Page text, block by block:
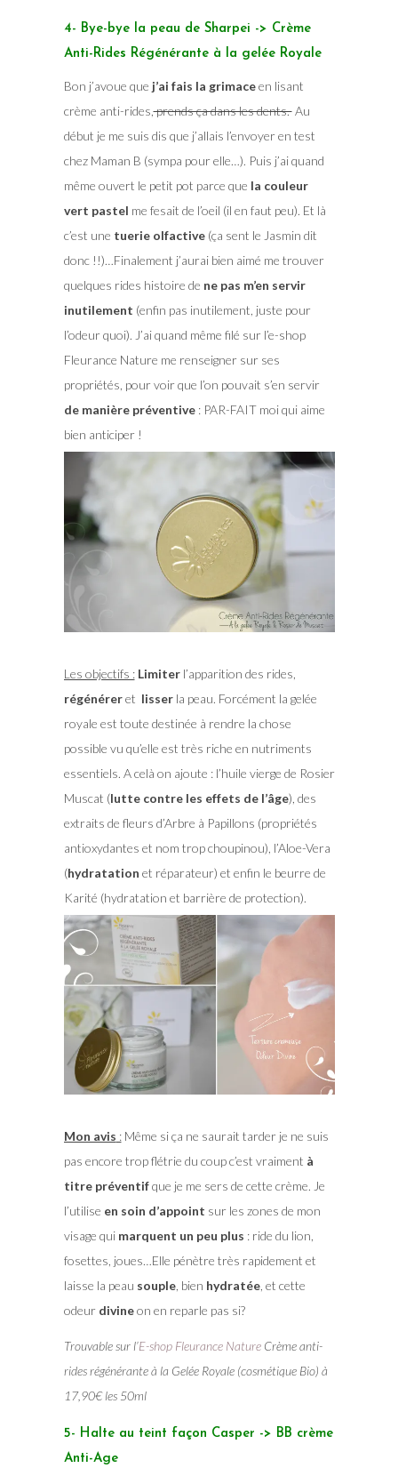
4- Bye-bye la peau de Sharpei -> Crème
Anti-Rides Régénérante à la gelée Royale
Bon j’avoue que j’ai fais la grimaceen lisant
crème anti-rides,prends ça dans les dents.Au
début je me suis dis que j’allais l’envoyer en test
chez Maman B (sympa pour elle…). Puis j’ai quand
même ouvert le petit pot parce que la couleur
vert pastel me fesait de l’oeil (il en faut peu). Et là
c’est une tuerie olfactive(ça sent le Jasmin dit
donc !!)…Finalement j’aurai bien aimé me trouver
quelques rides histoire de ne pas m’en servir
inutilement (enfin pas inutilement, juste pour
l’odeur quoi). J’ai quand même filé sur l’e-shop
Fleurance Nature me renseigner sur ses
propriétés, pour voir que l’on pouvait s’en servir
de manière préventive: PAR-FAIT moi qui aime
bien anticiper !
Les objectifs :Limiterl’apparition des rides,
régénéreret lisserla peau. Forcément la gelée
royale est toute destinée à rendre la chose
possible vu qu’elle est très riche en nutriments
essentiels. A celà on ajoute : l’huile vierge de Rosier
Muscat (lutte contre les effets de l’âge), des
extraits de fleurs d’Arbre à Papillons (propriétés
antioxydantes et nom trop choupinou), l’Aloe-Vera
(hydratation et réparateur) et enfin le beurre de
Karité (hydratation et barrière de protection).
Mon avis :Même si ça ne saurait tarder je ne suis
pas encore trop flétrie du coup c’est vraiment à
titre préventifque je me sers de cette crème. Je
l’utilise en soin d’appoint sur les zones de mon
visage qui marquent un peu plus : ride du lion,
fosettes, joues…Elle pénètre très rapidement et
laisse la peau souple, bien hydratée, et cette
odeur divineon en reparle pas si?
Trouvable sur l’E-shop Fleurance NatureCrème anti-
rides régénérante à la Gelée Royale (cosmétique Bio) à
17,90€ les 50ml
5- Halte au teint façon Casper -> BB crème
Anti-Age